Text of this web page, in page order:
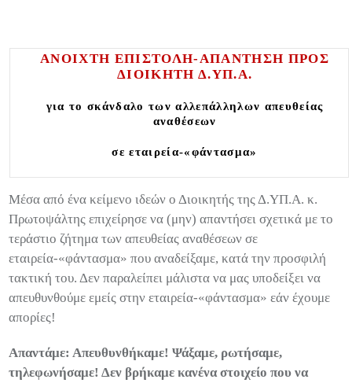
ΑΝΟΙΧΤΗ ΕΠΙΣΤΟΛΗ-ΑΠΑΝΤΗΣΗ ΠΡΟΣ
ΔΙΟΙΚΗΤΗ Δ.ΥΠ.Α.
για το σκάνδαλο των αλλεπάλληλων απευθείας
αναθέσεων
σε εταιρεία-«φάντασμα»
Μέσα από ένα κείμενο ιδεών ο Διοικητής της Δ.ΥΠ.Α. κ.
Πρωτοψάλτης επιχείρησε να (μην) απαντήσει σχετικά με το
τεράστιο ζήτημα των απευθείας αναθέσεων σε
εταιρεία-«φάντασμα» που αναδείξαμε, κατά την προσφιλή
τακτική του. Δεν παραλείπει μάλιστα να μας υποδείξει να
απευθυνθούμε εμείς στην εταιρεία-«φάντασμα» εάν έχουμε
απορίες!
Απαντάμε: Απευθυνθήκαμε! Ψάξαμε, ρωτήσαμε,
τηλεφωνήσαμε! Δεν βρήκαμε κανένα στοιχείο που να